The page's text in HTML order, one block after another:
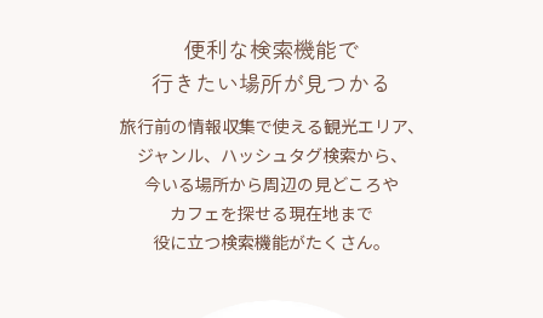
便利な検索機能で
行きたい場所が見つかる
旅行前の情報収集で使える観光エリア、
ジャンル、ハッシュタグ検索から、
今いる場所から周辺の見どころや
カフェを探せる現在地まで
役に立つ検索機能がたくさん。